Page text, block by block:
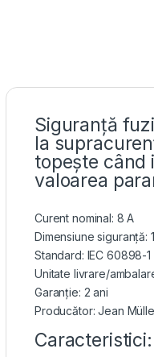
Siguranță
la
topește când
valoarea
Curent nominal: 8 A
Dimensiune siguranță:
Standard: IEC 60898-1
Unitate livrare/
Garanție: 2 ani
Producător: Jean
Caracteristici: